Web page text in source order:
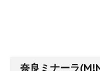
奈良ミナーラ